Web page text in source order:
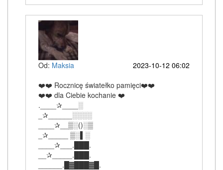
Od: Maksia
2023-10-12 06:02
❤️❤️ Rocznicę światełko pamięci❤️❤️
❤️❤️ dla Ciebie kochanie ❤️
.____✰____░
_✰______░░░░
____✰__▒░()░▒
_✰_____ ▒░▌░
____✰___.███.
__✰_____.███.
______.█▓███▓█.